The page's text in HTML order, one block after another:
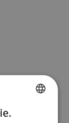
BULGARIAN